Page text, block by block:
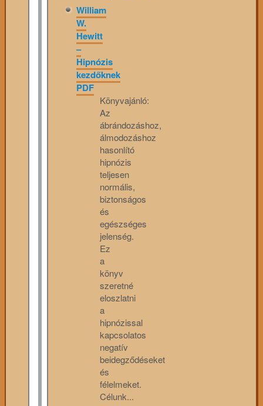
William
W.
Hewitt
–
Hipnózis
kezdőknek
PDF
Könyvajánló:
Az
ábrándozáshoz,
álmodozáshoz
hasonlító
hipnózis
teljesen
normális,
biztonságos
és
egészséges
jelenség.
Ez
a
könyv
szeretné
eloszlatni
a
hipnózissal
kapcsolatos
negatív
beidegződéseket
és
félelmeket.
Célunk...